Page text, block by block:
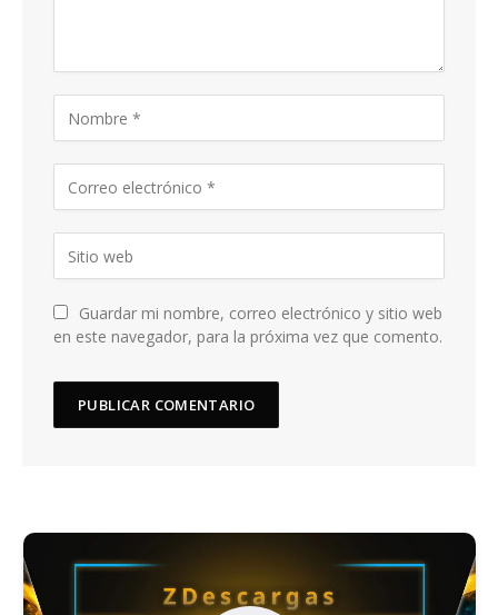
Guardar mi nombre, correo electrónico y sitio web
en este navegador, para la próxima vez que comento.